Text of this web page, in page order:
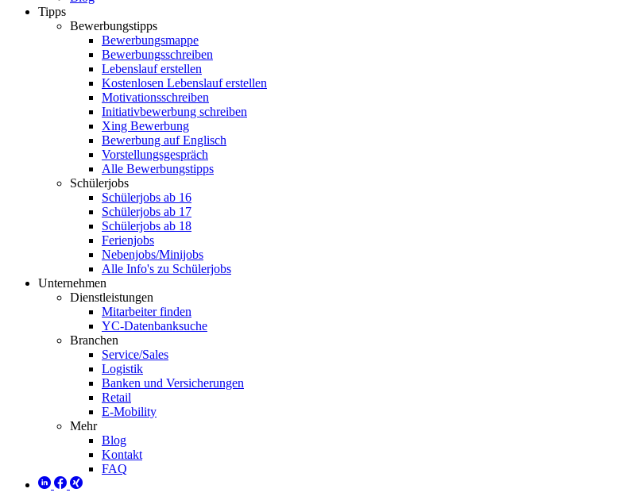
Tipps
Bewerbungstipps
Bewerbungsmappe
Bewerbungsschreiben
Lebenslauf erstellen
Kostenlosen Lebenslauf erstellen
Motivationsschreiben
Initiativbewerbung schreiben
Xing Bewerbung
Bewerbung auf Englisch
Vorstellungsgespräch
Alle Bewerbungstipps
Schülerjobs
Schülerjobs ab 16
Schülerjobs ab 17
Schülerjobs ab 18
Ferienjobs
Nebenjobs/Minijobs
Alle Info's zu Schülerjobs
Unternehmen
Dienstleistungen
Mitarbeiter finden
YC-Datenbanksuche
Branchen
Service/Sales
Logistik
Banken und Versicherungen
Retail
E-Mobility
Mehr
Blog
Kontakt
FAQ